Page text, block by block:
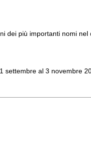
dei più importanti nomi
settembre al 3 novembre